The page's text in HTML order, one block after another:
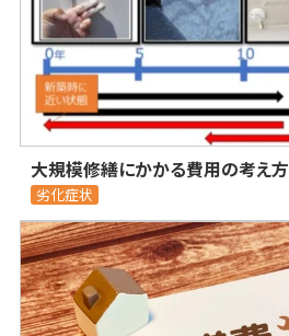
大規模修繕にかかる費用の考え方
劣化症状